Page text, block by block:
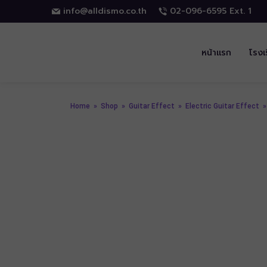
info@alldismo.co.th 02-096-6595 Ext. 1
หน้าแรก โรง
Home » Shop » Guitar Effect » Electric Guitar Effect »